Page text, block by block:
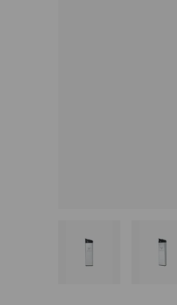
Indlæs